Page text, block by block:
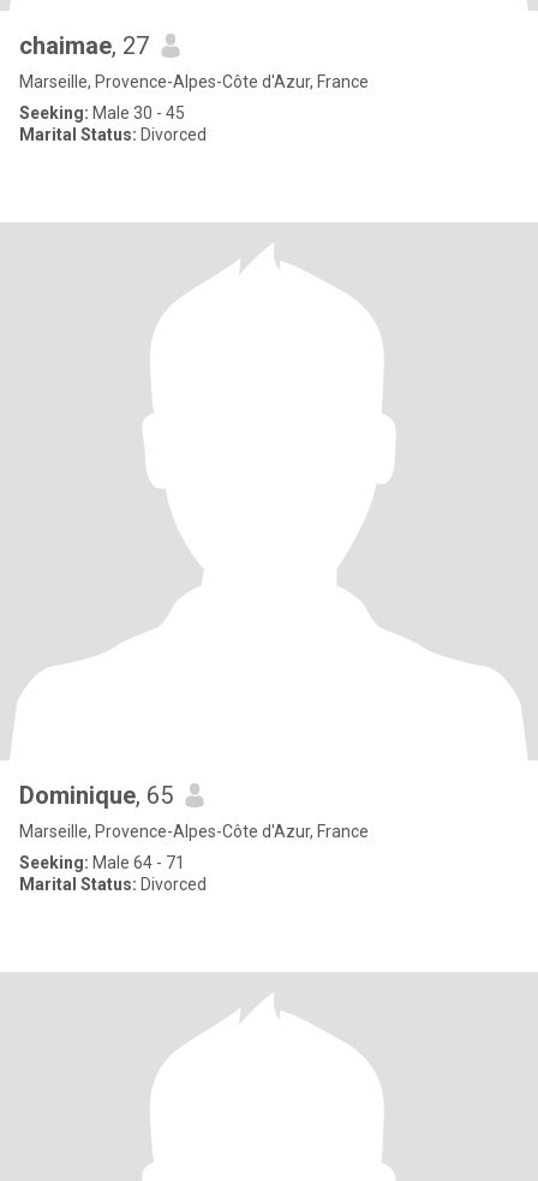
chaimae, 27
Marseille, Provence-Alpes-Côte d'Azur, France
Seeking: Male 30 - 45
Marital Status: Divorced
Dominique, 65
Marseille, Provence-Alpes-Côte d'Azur, France
Seeking: Male 64 - 71
Marital Status: Divorced